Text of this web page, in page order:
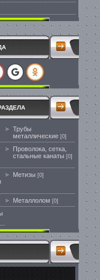
Трубы
металлические [0]
Проволока, сетка,
стальные канаты [0]
Метизы [0]
Металлолом [0]